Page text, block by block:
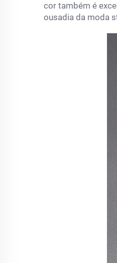
cor também é
ousadia da moda